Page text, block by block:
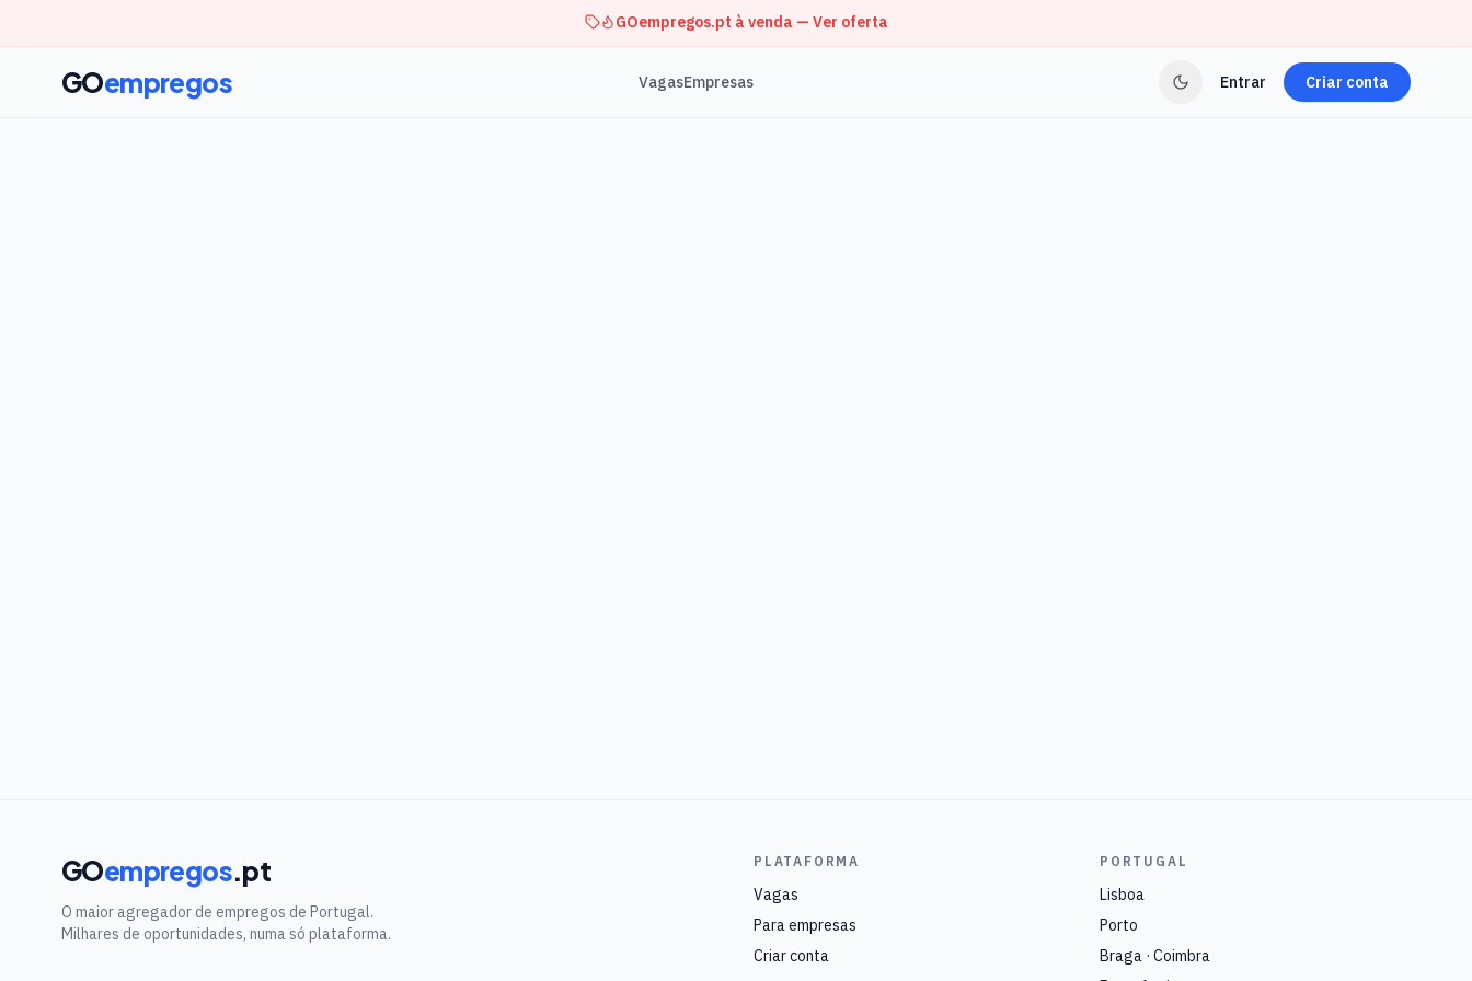
GOempregos.pt à venda — Ver oferta
GOempregos VagasEmpresas Entrar Criar conta
GOempregos.pt
O maior agregador de empregos de Portugal.
Milhares de oportunidades, numa só plataforma.
PLATAFORMA
Vagas
Para empresas
Criar conta
PORTUGAL
Lisboa
Porto
Braga · Coimbra